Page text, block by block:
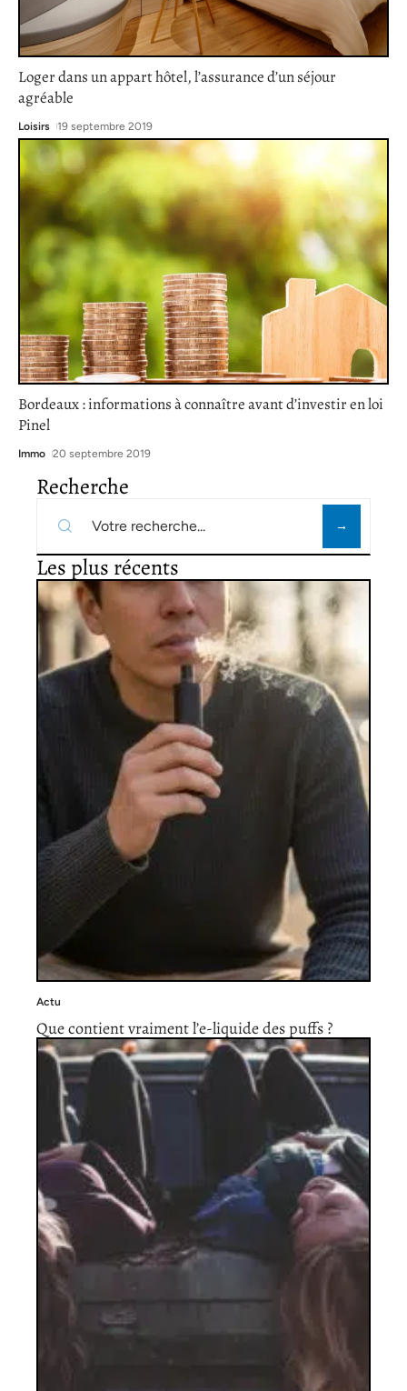
Loger dans un appart hôtel, l’assurance d’un séjour
agréable
Loisirs 19 septembre 2019
Bordeaux : informations à connaître avant d’investir en loi
Pinel
Immo 20 septembre 2019
Recherche
Les plus récents
Actu
Que contient vraiment l’e-liquide des puffs ?